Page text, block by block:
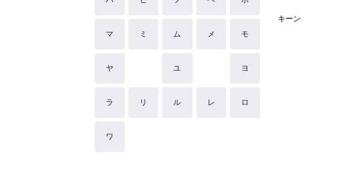
マ ミ ム メ モ
ヤ ユ ヨ
ラ リ ル レ ロ
ワ
キーン